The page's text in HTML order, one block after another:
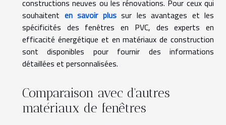
constructions neuves ou les rénovations. Pour ceux qui
souhaitent en savoir plussur les avantages et les
spécificités des fenêtres en PVC, des experts en
efficacité énergétique et en matériaux de construction
sont disponibles pour fournir des informations
détaillées et personnalisées.
Comparaison avec d'autres
matériaux de fenêtres